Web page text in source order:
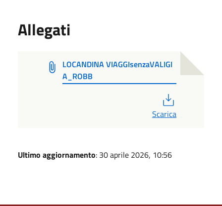
Allegati
LOCANDINA VIAGGIsenzaVALIGI
A_ROBB
Scarica
Ultimo aggiornamento: 30 aprile 2026, 10:56